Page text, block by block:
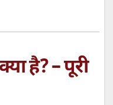
है? – पूरी